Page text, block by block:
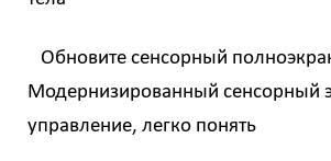
Обновите сенсорный
Модернизированный сенсорный
управление, легко понять